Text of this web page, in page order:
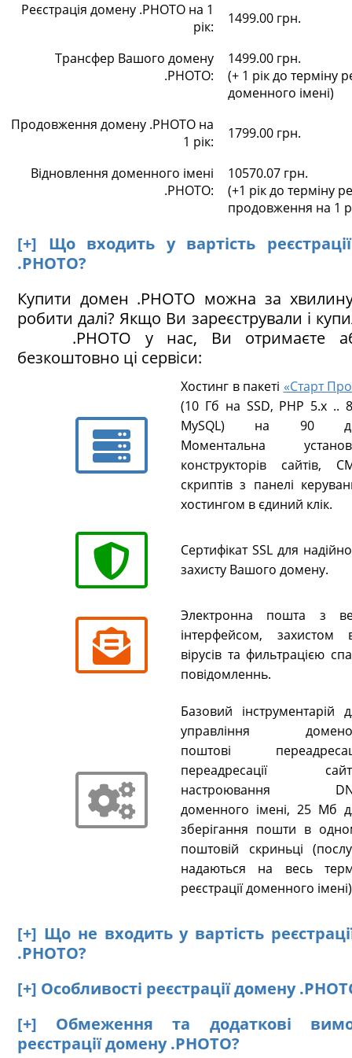
Реєстрація домену .PHOTO на 1
рік:
1499.00 грн.
Трансфер Вашого домену
.PHOTO:
1499.00 грн.
(+ 1 рік до терміну
доменного імені)
Продовження домену .PHOTO на
1 рік:
1799.00 грн.
Відновлення доменного імені
.PHOTO:
10570.07 грн.
(+1 рік до терміну
продовження на 1
[+] Що входить у вартість
.PHOTO?
Купити домен .PHOTO можна за
робити далі? Якщо Ви зареєстрували і
.PHOTO у нас, Ви отримаєте
безкоштовно ці сервіси:
Хостинг в пакеті «Старт
(10 Гб на SSD, PHP 5.х ..
MySQL) на 90
Моментальна
конструкторів сайтів,
скриптів з панелі
хостингом в єдиний клік.
Сертифікат SSL для
захисту Вашого домену.
Электронна пошта з
інтерфейсом, захистом
вірусів та фильтрацією
повідомленнь.
Базовий інструментарій
управління
поштові
переадресації
настроювання
доменного імені, 25 Мб
зберігання пошти в
поштовій скриньці
надаються на весь
реєстрації доменного
[+] Що не входить у вартість
.PHOTO?
[+] Особливості реєстрації домену
[+] Обмеження та додаткові
реєстрації домену .PHOTO?